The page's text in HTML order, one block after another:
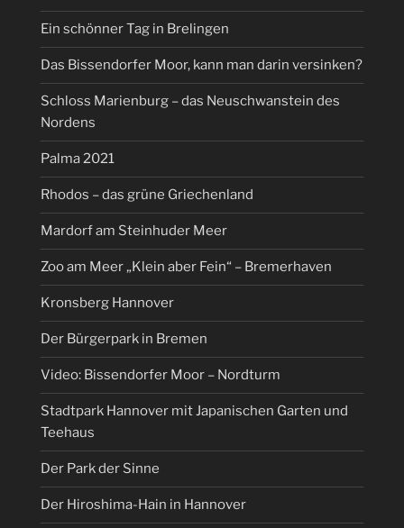
Ein schönner Tag in Brelingen
Das Bissendorfer Moor, kann man darin versinken?
Schloss Marienburg – das Neuschwanstein des
Nordens
Palma 2021
Rhodos – das grüne Griechenland
Mardorf am Steinhuder Meer
Zoo am Meer „Klein aber Fein“ – Bremerhaven
Kronsberg Hannover
Der Bürgerpark in Bremen
Video: Bissendorfer Moor – Nordturm
Stadtpark Hannover mit Japanischen Garten und
Teehaus
Der Park der Sinne
Der Hiroshima-Hain in Hannover